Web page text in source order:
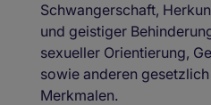
Schwangerschaft,
und geistiger
sexueller Orientierung,
sowie anderen
Merkmalen.